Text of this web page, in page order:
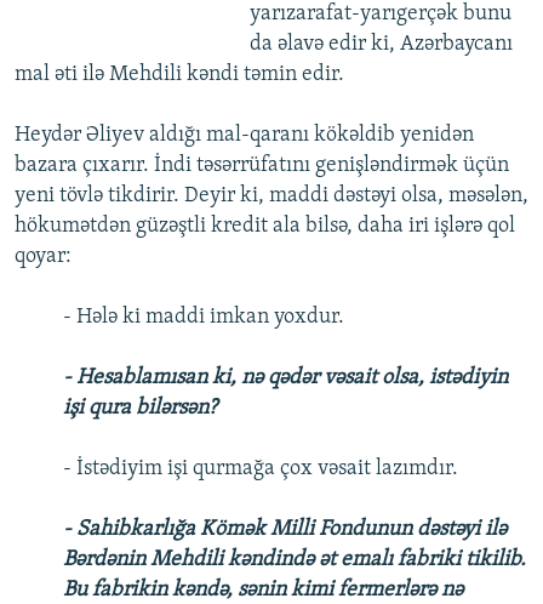
yarızarafat-yarıgerçək bunu
da əlavə edir ki, Azərbaycanı
mal əti ilə Mehdili kəndi təmin edir.
Heydər Əliyev aldığı mal-qaranı kökəldib yenidən
bazara çıxarır. İndi təsərrüfatını genişləndirmək üçün
yeni tövlə tikdirir. Deyir ki, maddi dəstəyi olsa, məsələn,
hökumətdən güzəştli kredit ala bilsə, daha iri işlərə qol
qoyar:
- Hələ ki maddi imkan yoxdur.
- Hesablamısan ki, nə qədər vəsait olsa, istədiyin
işi qura bilərsən?
- İstədiyim işi qurmağa çox vəsait lazımdır.
- Sahibkarlığa Kömək Milli Fondunun dəstəyi ilə
Bərdənin Mehdili kəndində ət emalı fabriki tikilib.
Bu fabrikin kəndə, sənin kimi fermerlərə nə